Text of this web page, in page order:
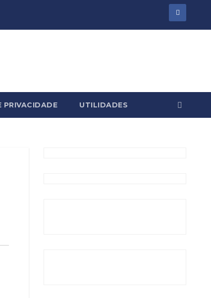
PRIVACIDADE UTILIDADES